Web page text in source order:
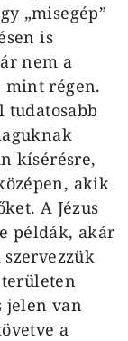
„misegép”
is
nem a
mint régen.
tudatosabb
kísérésre,
akik
A Jézus
példák, akár
jelen van
a